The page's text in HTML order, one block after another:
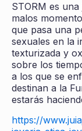
STORM es
malos
que pasa una
sexuales en la
texturizada y
sobre los
a los que se
destinan a la
estarás
https://